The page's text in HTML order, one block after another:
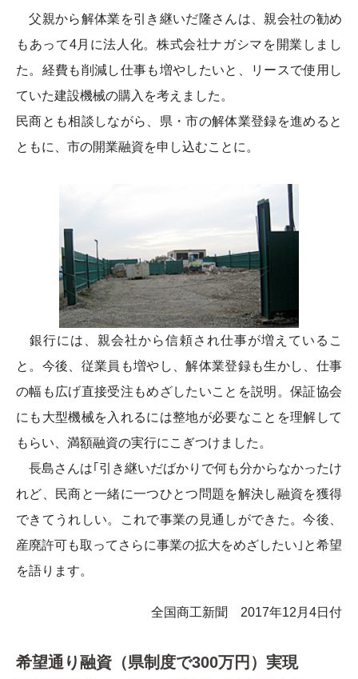
父親から解体業を引き継いだ隆さんは、親会社の勧め
もあって4月に法人化。株式会社ナガシマを開業しまし
た。経費も削減し仕事も増やしたいと、リースで使用し
ていた建設機械の購入を考えました。
民商とも相談しながら、県・市の解体業登録を進めると
ともに、市の開業融資を申し込むことに。
銀行には、親会社から信頼され仕事が増えているこ
と。今後、従業員も増やし、解体業登録も生かし、仕事
の幅も広げ直接受注もめざしたいことを説明。保証協会
にも大型機械を入れるには整地が必要なことを理解して
もらい、満額融資の実行にこぎつけました。
長島さんは｢引き継いだばかりで何も分からなかったけ
れど、民商と一緒に一つひとつ問題を解決し融資を獲得
できてうれしい。これで事業の見通しができた。今後、
産廃許可も取ってさらに事業の拡大をめざしたい｣と希望
を語ります。
全国商工新聞 2017年12月4日付
希望通り融資（県制度で300万円）実現